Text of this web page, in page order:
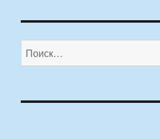
Искать: